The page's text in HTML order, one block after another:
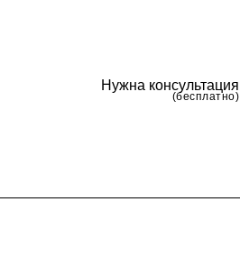
Нужна консультация
(бесплатно)